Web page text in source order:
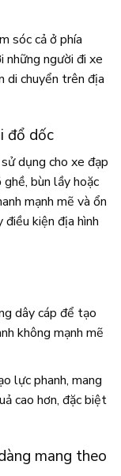
sóc cả ở phía
những người đi xe
di chuyển trên địa
đổ dốc
dụng cho xe đạp
bùn lầy hoặc
mạnh mẽ và ổn
kiện địa hình
dây cáp để tạo
không mạnh mẽ
lực phanh, mang
cao hơn, đặc biệt
mang theo